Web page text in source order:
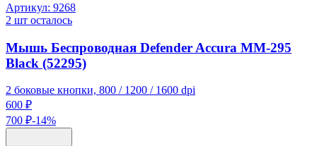
Артикул: 9268
2 шт осталось
Мышь Беспроводная Defender Accura MM-295
Black (52295)
2 боковые кнопки, 800 / 1200 / 1600 dpi
600 ₽
700 ₽-14%